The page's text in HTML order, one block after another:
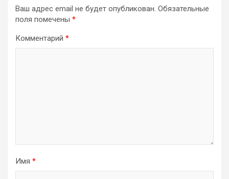
Ваш адрес email не будет опубликован. Обязательные
поля помечены *
Комментарий *
Имя *